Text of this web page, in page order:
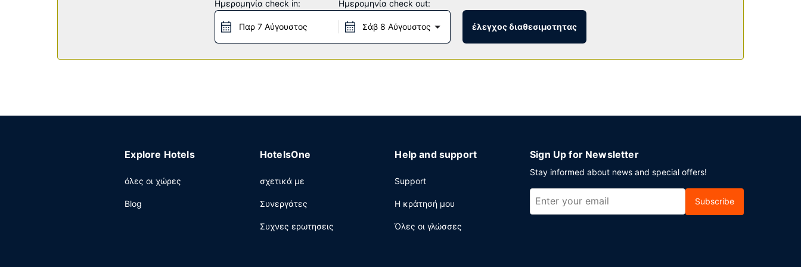
Πάρτε κάτι να φάτε από το παντοπωλείο, το οποίο εξυπηρετεί τους επισκέπτες σε αυτό το κατάλυμα (Super 8 by Wyndham Sterling CO). Σερβίρεται δωρεάν
πρωινό (self-service) καθημερινά μεταξύ 6:00 π.μ. - 9:00 π.μ..
Ημερομηνία check in:
Παρ 7 Αύγουστος
Ημερομηνία check out:
Σάβ 8 Αύγουστος έλεγχος διαθεσιμοτητας
Explore Hotels
όλες οι χώρες
Blog
HotelsOne
σχετικά με
Συνεργάτες
Συχνες ερωτησεις
Help and support
Support
Η κράτησή μου
Όλες οι γλώσσες
Sign Up for Newsletter
Stay informed about news and special offers!
Subscribe